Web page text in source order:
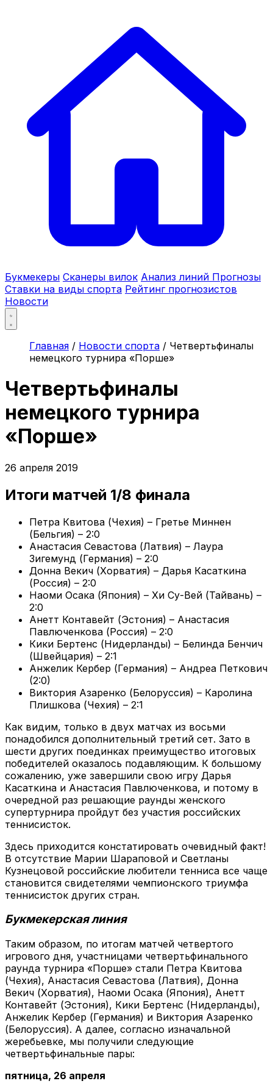
Букмекеры Сканеры вилок Анализ линий Прогнозы
Ставки на виды спорта Рейтинг прогнозистов
Новости
Главная / Новости спорта / Четвертьфиналы
немецкого турнира «Порше»
Четвертьфиналы
немецкого турнира
«Порше»
26 апреля 2019
Итоги матчей 1/8 финала
Петра Квитова (Чехия) – Гретье Миннен
(Бельгия) – 2:0
Анастасия Севастова (Латвия) – Лаура
Зигемунд (Германия) – 2:0
Донна Векич (Хорватия) – Дарья Касаткина
(Россия) – 2:0
Наоми Осака (Япония) – Хи Су-Вей (Тайвань) –
2:0
Анетт Контавейт (Эстония) – Анастасия
Павлюченкова (Россия) – 2:0
Кики Бертенс (Нидерланды) – Белинда Бенчич
(Швейцария) – 2:1
Анжелик Кербер (Германия) – Андреа Петкович
(2:0)
Виктория Азаренко (Белоруссия) – Каролина
Плишкова (Чехия) – 2:1
Как видим, только в двух матчах из восьми
понадобился дополнительный третий сет. Зато в
шести других поединках преимущество итоговых
победителей оказалось подавляющим. К большому
сожалению, уже завершили свою игру Дарья
Касаткина и Анастасия Павлюченкова, и потому в
очередной раз решающие раунды женского
супертурнира пройдут без участия российских
теннисисток.
Здесь приходится констатировать очевидный факт!
В отсутствие Марии Шараповой и Светланы
Кузнецовой российские любители тенниса все чаще
становится свидетелями чемпионского триумфа
теннисисток других стран.
Букмекерская линия
Таким образом, по итогам матчей четвертого
игрового дня, участницами четвертьфинального
раунда турнира «Порше» стали Петра Квитова
(Чехия), Анастасия Севастова (Латвия), Донна
Векич (Хорватия), Наоми Осака (Япония), Анетт
Контавейт (Эстония), Кики Бертенс (Нидерланды),
Анжелик Кербер (Германия) и Виктория Азаренко
(Белоруссия). А далее, согласно изначальной
жеребьевке, мы получили следующие
четвертьфинальные пары:
пятница, 26 апреля